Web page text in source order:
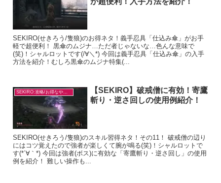
SEKIRO(せきろう/隻狼)のお得ネタ！義手忍具「仕込み傘」がお手
軽で超便利！ 黒傘のムジナ…ただ者じゃないな…色んな意味で
(笑)！シャルロットです(/∀＼*) 今回は義手忍具「仕込み傘」の入手
方法を紹介！むしろ黒傘のムジナ特集(...
SEKIRO:攻略/お得なやり方
【SEKIRO】破戒僧に有効！寄鷹
斬り・逆さ回しの使用例紹介！
SEKIRO(せきろう/隻狼)のスキル習得ネタ！その11！ 破戒僧の辺り
にはコツ覚えたので強者が楽しくて腕が鳴る(笑)！シャルロットで
す(*´∀｀*) 今回は強者(ボス)に有効な「寄鷹斬り・逆さ回し」の使用
例を紹介！ 難しい操作も...